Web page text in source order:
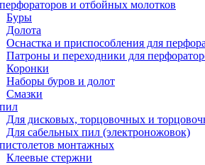
и отбойных молотков
Буры
Долота
Оснастка и приспособления для
Патроны и переходники для
Коронки
Наборы буров и долот
Смазки
Для дисковых, торцовочных и
Для сабельных пил (электроножовок)
монтажных
Клеевые стержни